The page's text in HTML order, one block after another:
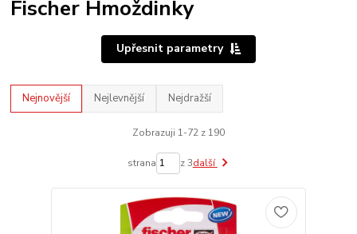
Fischer Hmoždinky
Upřesnit parametry
Nejnovější Nejlevnější Nejdražší
Zobrazuji 1-72 z 190
strana z 3další